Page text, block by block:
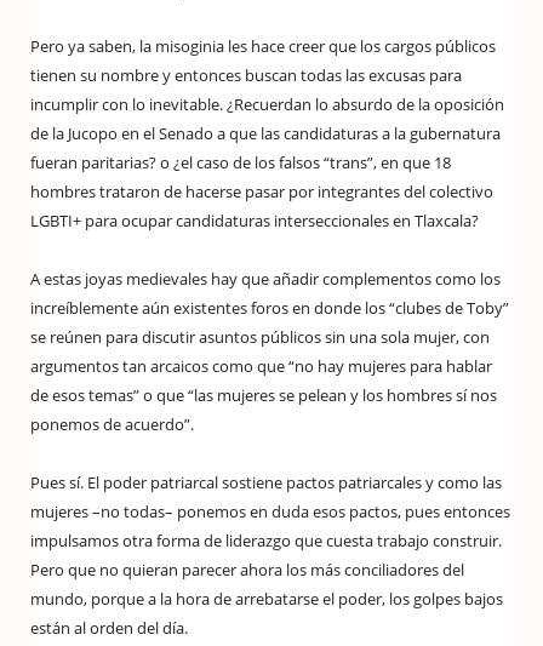
Pero ya saben, la misoginia les hace creer que los cargos públicos
tienen su nombre y entonces buscan todas las excusas para
incumplir con lo inevitable. ¿Recuerdan lo absurdo de la oposición
de la Jucopo en el Senado a que las candidaturas a la gubernatura
fueran paritarias? o ¿el caso de los falsos “trans”, en que 18
hombres trataron de hacerse pasar por integrantes del colectivo
LGBTI+ para ocupar candidaturas interseccionales en Tlaxcala?
A estas joyas medievales hay que añadir complementos como los
increíblemente aún existentes foros en donde los “clubes de Toby”
se reúnen para discutir asuntos públicos sin una sola mujer, con
argumentos tan arcaicos como que “no hay mujeres para hablar
de esos temas” o que “las mujeres se pelean y los hombres sí nos
ponemos de acuerdo”.
Pues sí. El poder patriarcal sostiene pactos patriarcales y como las
mujeres –no todas– ponemos en duda esos pactos, pues entonces
impulsamos otra forma de liderazgo que cuesta trabajo construir.
Pero que no quieran parecer ahora los más conciliadores del
mundo, porque a la hora de arrebatarse el poder, los golpes bajos
están al orden del día.